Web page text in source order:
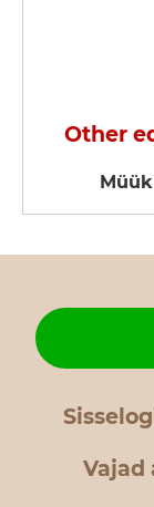
Other
Vajad